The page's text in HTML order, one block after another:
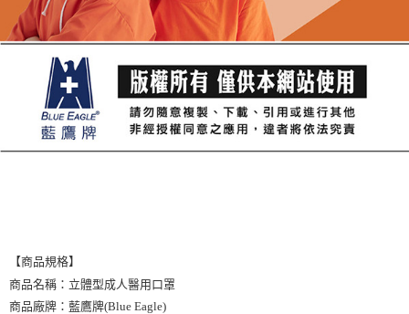
【商品規格】
商品名稱：立體型成人醫用口罩
商品廠牌：藍鷹牌(Blue Eagle)